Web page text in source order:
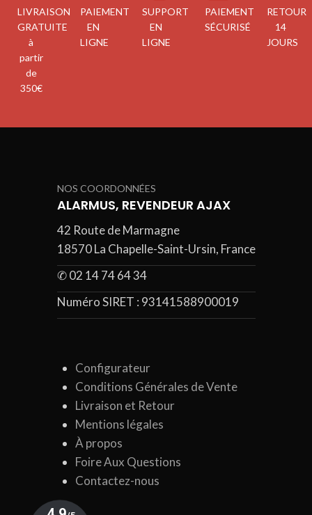
LIVRAISON
GRATUITE
à
partir
de
350€
PAIEMENT
EN
LIGNE
SUPPORT
EN
LIGNE
PAIEMENT
SÉCURISÉ
RETOUR
14
JOURS
NOS COORDONNÉES
ALARMUS, REVENDEUR AJAX
42 Route de Marmagne
18570 La Chapelle-Saint-Ursin, France
✆ 02 14 74 64 34
Numéro SIRET : 93141588900019
Configurateur
Conditions Générales de Vente
Livraison et Retour
Mentions légales
À propos
Foire Aux Questions
Contactez-nous